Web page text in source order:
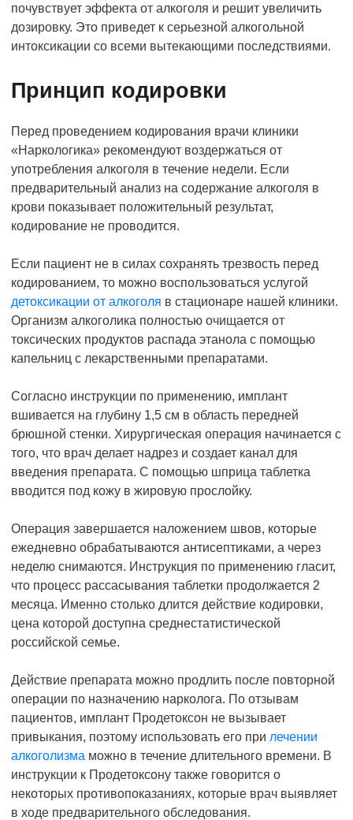
почувствует эффекта от алкоголя и решит увеличить
дозировку. Это приведет к серьезной алкогольной
интоксикации со всеми вытекающими последствиями.
Принцип кодировки
Перед проведением кодирования врачи клиники
«Наркологика» рекомендуют воздержаться от
употребления алкоголя в течение недели. Если
предварительный анализ на содержание алкоголя в
крови показывает положительный результат,
кодирование не проводится.
Если пациент не в силах сохранять трезвость перед
кодированием, то можно воспользоваться услугой
детоксикации от алкоголя в стационаре нашей клиники.
Организм алкоголика полностью очищается от
токсических продуктов распада этанола с помощью
капельниц с лекарственными препаратами.
Согласно инструкции по применению, имплант
вшивается на глубину 1,5 см в область передней
брюшной стенки. Хирургическая операция начинается с
того, что врач делает надрез и создает канал для
введения препарата. С помощью шприца таблетка
вводится под кожу в жировую прослойку.
Операция завершается наложением швов, которые
ежедневно обрабатываются антисептиками, а через
неделю снимаются. Инструкция по применению гласит,
что процесс рассасывания таблетки продолжается 2
месяца. Именно столько длится действие кодировки,
цена которой доступна среднестатистической
российской семье.
Действие препарата можно продлить после повторной
операции по назначению нарколога. По отзывам
пациентов, имплант Продетоксон не вызывает
привыкания, поэтому использовать его при лечении
алкоголизма можно в течение длительного времени. В
инструкции к Продетоксону также говорится о
некоторых противопоказаниях, которые врач выявляет
в ходе предварительного обследования.